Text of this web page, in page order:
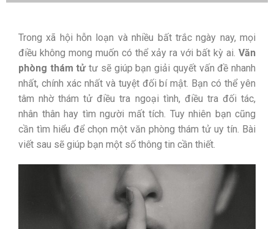
Trong xã hội hỗn loạn và nhiều bất trắc ngày nay, mọi
điều không mong muốn có thể xảy ra với bất kỳ ai. Văn
phòng thám tửtư sẽ giúp bạn giải quyết vấn đề nhanh
nhất, chính xác nhất và tuyệt đối bí mật. Bạn có thể yên
tâm nhờ thám tử điều tra ngoại tình, điều tra đối tác,
nhân thân hay tìm người mất tích. Tuy nhiên bạn cũng
cần tìm hiểu để chọn một văn phòng thám tử uy tín. Bài
viết sau sẽ giúp bạn một số thông tin cần thiết.